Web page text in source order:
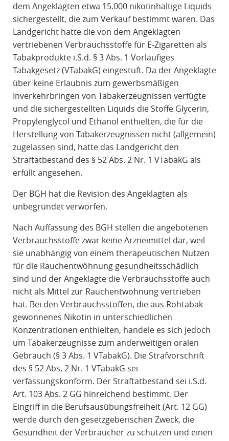
dem Angeklagten etwa 15.000 nikotinhaltige Liquids
sichergestellt, die zum Verkauf bestimmt waren. Das
Landgericht hatte die von dem Angeklagten
vertriebenen Verbrauchsstoffe für E-Zigaretten als
Tabakprodukte i.S.d. § 3 Abs. 1 Vorläufiges
Tabakgesetz (VTabakG) eingestuft. Da der Angeklagte
über keine Erlaubnis zum gewerbsmäßigen
Inverkehrbringen von Tabakerzeugnissen verfügte
und die sichergestellten Liquids die Stoffe Glycerin,
Propylenglycol und Ethanol enthielten, die für die
Herstellung von Tabakerzeugnissen nicht (allgemein)
zugelassen sind, hatte das Landgericht den
Straftatbestand des § 52 Abs. 2 Nr. 1 VTabakG als
erfüllt angesehen.
Der BGH hat die Revision des Angeklagten als
unbegründet verworfen.
Nach Auffassung des BGH stellen die angebotenen
Verbrauchsstoffe zwar keine Arzneimittel dar, weil
sie unabhängig von einem therapeutischen Nutzen
für die Rauchentwöhnung gesundheitsschädlich
sind und der Angeklagte die Verbrauchsstoffe auch
nicht als Mittel zur Rauchentwöhnung vertrieben
hat. Bei den Verbrauchsstoffen, die aus Rohtabak
gewonnenes Nikotin in unterschiedlichen
Konzentrationen enthielten, handele es sich jedoch
um Tabakerzeugnisse zum anderweitigen oralen
Gebrauch (§ 3 Abs. 1 VTabakG). Die Strafvorschrift
des § 52 Abs. 2 Nr. 1 VTabakG sei
verfassungskonform. Der Straftatbestand sei i.S.d.
Art. 103 Abs. 2 GG hinreichend bestimmt. Der
Eingriff in die Berufsausübungsfreiheit (Art. 12 GG)
werde durch den gesetzgeberischen Zweck, die
Gesundheit der Verbraucher zu schützen und einen